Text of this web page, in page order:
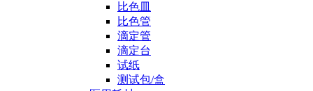
比色皿
比色管
滴定管
滴定台
试纸
测试包/盒